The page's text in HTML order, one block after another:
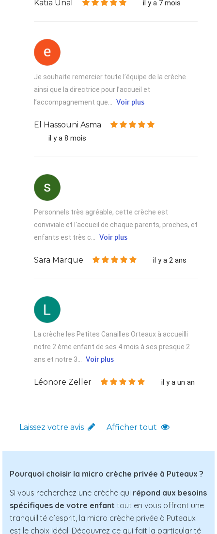
Katia Unal il y a 7 mois
Je souhaite remercier toute l’équipe de la crèche
ainsi que la directrice pour l’accueil et
l’accompagnement que... Voir plus
El Hassouni Asma
il y a 8 mois
Personnels très agréable, cette crèche est
conviviale et l'accueil de chaque parents, proches, et
enfants est très c... Voir plus
Sara Marque il y a 2 ans
La crèche les Petites Canailles Orteaux à accueilli
notre 2 ème enfant de ses 4 mois à ses presque 2
ans et notre 3... Voir plus
Léonore Zeller il y a un an
Laissez votre avis Afficher tout
Pourquoi choisir la micro crèche privée à Puteaux ?
Si vous recherchez une crèche qui répond aux besoins
spécifiques de votre enfant tout en vous offrant une
tranquillité d’esprit, la micro crèche privée à Puteaux
est le choix idéal. Découvrez ce qui fait la particularité